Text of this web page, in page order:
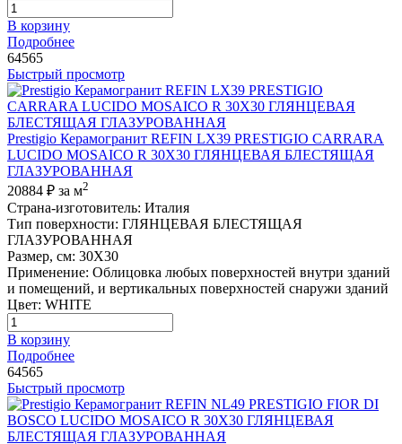
В корзину
Подробнее
64565
Быстрый просмотр
Prestigio Керамогранит REFIN LX39 PRESTIGIO CARRARA
LUCIDO MOSAICO R 30X30 ГЛЯНЦЕВАЯ БЛЕСТЯЩАЯ
ГЛАЗУРОВАННАЯ
20884 ₽ за м2
Страна-изготовитель: Италия
Тип поверхности: ГЛЯНЦЕВАЯ БЛЕСТЯЩАЯ
ГЛАЗУРОВАННАЯ
Размер, см: 30X30
Применение: Облицовка любых поверхностей внутри зданий
и помещений, и вертикальных поверхностей снаружи зданий
Цвет: WHITE
В корзину
Подробнее
64565
Быстрый просмотр